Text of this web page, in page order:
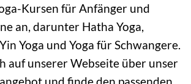
Kursen für Anfänger und
an, darunter Hatha Yoga,
Yoga und Yoga für Schwangere.
auf unserer Webseite über unser
und finde den passenden